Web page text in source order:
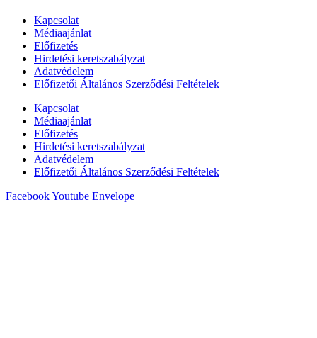
Kapcsolat
Médiaajánlat
Előfizetés
Hirdetési keretszabályzat
Adatvédelem
Előfizetői Általános Szerződési Feltételek
Kapcsolat
Médiaajánlat
Előfizetés
Hirdetési keretszabályzat
Adatvédelem
Előfizetői Általános Szerződési Feltételek
FacebookYoutube Envelope